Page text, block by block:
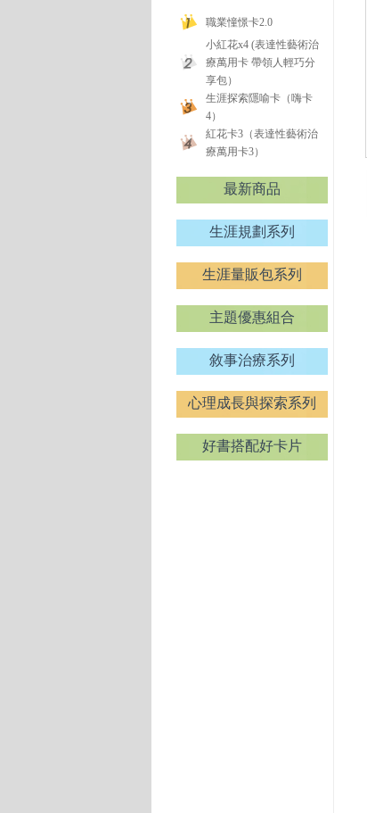
職業憧憬卡2.0
小紅花x4 (表達性藝術治
療萬用卡 帶領人輕巧分
享包）
生涯探索隱喻卡（嗨卡
4）
紅花卡3（表達性藝術治
療萬用卡3）
最新商品
生涯規劃系列
生涯量販包系列
主題優惠組合
敘事治療系列
心理成長與探索系列
好書搭配好卡片